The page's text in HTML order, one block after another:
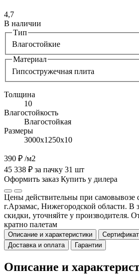
4,7
В наличии
Тип
Влагостойкие
Материал
Гипсостружечная плита
Толщина
10
Влагостойкость
Влагостойкая
Размеры
3000х1250х10
390 ₽ /м2
45 338 ₽ за пачку 31 шт
Оформить заказ Купить у дилера
Цены действительны при
г.Арзамас, Нижегородской области. В
скидки, уточняйте у производителя.
кратно палетам
Описание и характеристики
Доставка и оплата
Гарантии
Описание и